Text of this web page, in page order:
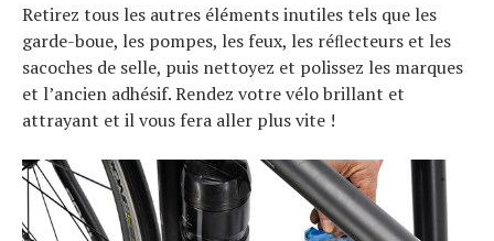
Retirez tous les autres éléments inutiles tels que les
garde-boue, les pompes, les feux, les réﬂecteurs et les
sacoches de selle, puis nettoyez et polissez les marques
et l’ancien adhésif. Rendez votre vélo brillant et
attrayant et il vous fera aller plus vite !